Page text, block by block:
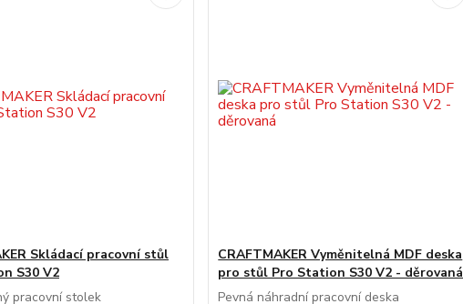
Skládací pracovní stůl
S30 V2
pracovní stolek
CRAFTMAKER Vyměnitelná MDF deska
pro stůl Pro Station S30 V2 - děrovaná
Pevná náhradní pracovní deska